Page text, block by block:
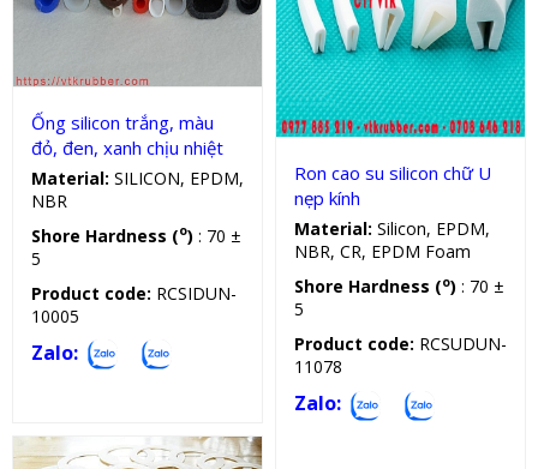
Ống silicon
Ống silicon trắng, màu
đỏ, đen, xanh chịu nhiệt
Material: SILICON, EPDM,
NBR
Shore Hardness (o) : 70 ±
5
Product code: RCSIDUN-
10005
Zalo:
Gioăng chịu lực, nhiệt, dầu
Ron cao su silicon chữ U
nẹp kính
Material: Silicon, EPDM,
NBR, CR, EPDM Foam
Shore Hardness (o) : 70 ±
5
Product code: RCSUDUN-
11078
Zalo: